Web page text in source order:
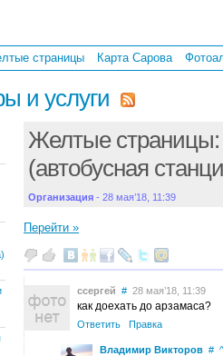
страницы Карта Сарова
и услуги
Желтые страницы:
(автобусная
Организация - 28 мая’18, 11:39
Перейти »
ссергей # 28 мая’18, 11:39
как доехать до арзамаса?
Ответить Правка
Владимир Викторов # ^